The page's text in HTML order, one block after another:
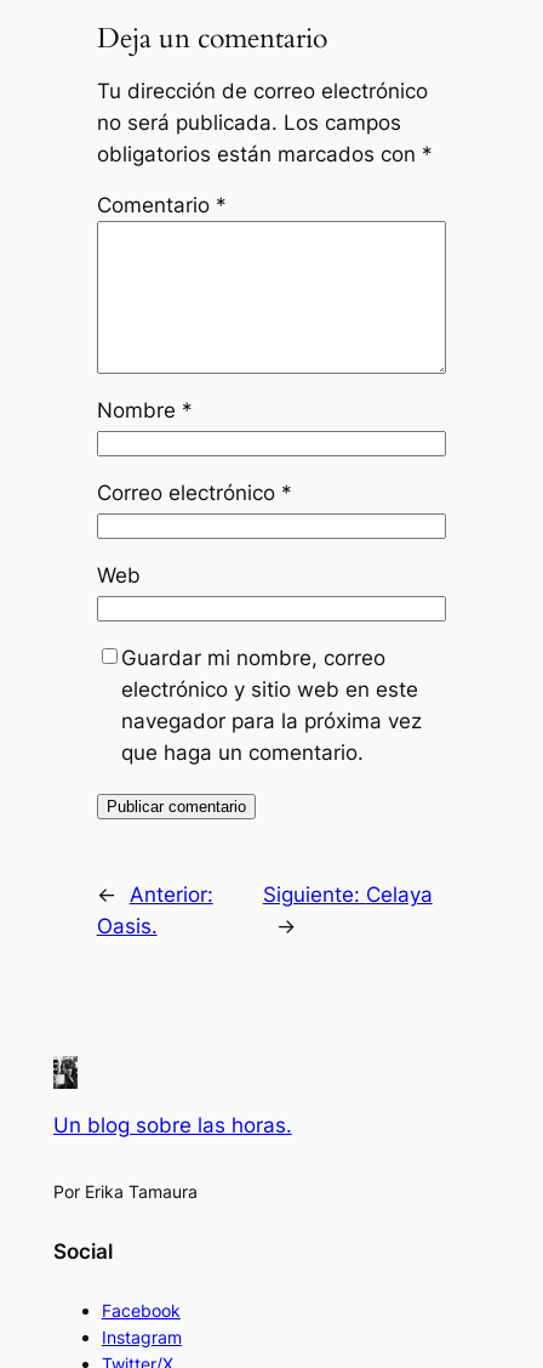
Deja un comentario
Tu dirección de correo electrónico
no será publicada. Los campos
obligatorios están marcados con *
Comentario *
Nombre *
Correo electrónico *
Web
Guardar mi nombre, correo
electrónico y sitio web en este
navegador para la próxima vez
que haga un comentario.
← Anterior:
Oasis.
Siguiente: Celaya
→
Un blog sobre las horas.
Por Erika Tamaura
Social
Facebook
Instagram